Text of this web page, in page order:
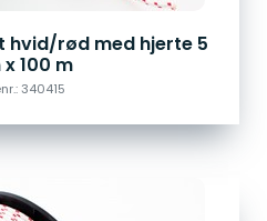
hvid/rød med hjerte 5
100 m
340415